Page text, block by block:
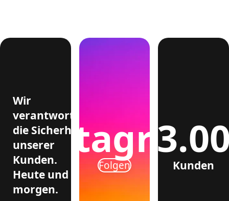
Wir
verantworten
die Sicherheit
unserer
Kunden.
Heute und
morgen.
Instagram
Folgen Kunden